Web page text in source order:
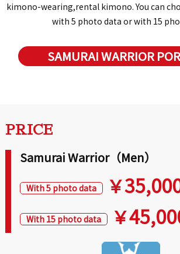
kimono-wearing,rental kimono. You can
with 5 photo data or with 15
SAMURAI WARRIOR
PRICE
Samurai Warrior（Men）
With 5 photo data ￥
With 15 photo data ￥